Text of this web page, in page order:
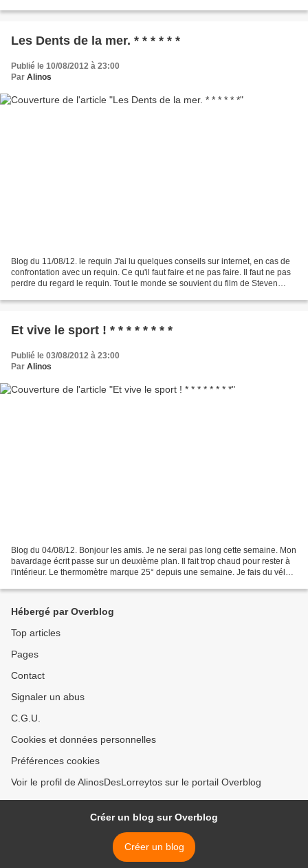
Les Dents de la mer. * * * * * *
Publié le 10/08/2012 à 23:00
Par Alinos
Blog du 11/08/12. le requin J'ai lu quelques conseils sur internet, en cas de
confrontation avec un requin. Ce qu'il faut faire et ne pas faire. Il faut ne pas
perdre du regard le requin. Tout le monde se souvient du film de Steven
Et vive le sport ! * * * * * * * *
Publié le 03/08/2012 à 23:00
Par Alinos
Blog du 04/08/12. Bonjour les amis. Je ne serai pas long cette semaine. Mon
bavardage écrit passe sur un deuxième plan. Il fait trop chaud pour rester à
l'intérieur. Le thermomètre marque 25° depuis une semaine. Je fais du vélo
Hébergé par Overblog
Top articles
Pages
Contact
Signaler un abus
C.G.U.
Cookies et données personnelles
Préférences cookies
Voir le profil de AlinosDesLorreytos sur le portail Overblog
Créer un blog sur Overblog
Créer un blog